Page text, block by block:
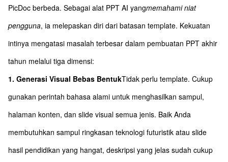
PicDoc berbeda. Sebagai alat PPT AI yangmemahami niat
pengguna, ia melepaskan diri dari batasan template. Kekuatan
intinya mengatasi masalah terbesar dalam pembuatan PPT akhir
tahun melalui tiga dimensi:
1. Generasi Visual Bebas BentukTidak perlu template. Cukup
gunakan perintah bahasa alami untuk menghasilkan sampul,
halaman konten, dan slide visual semua jenis. Baik Anda
membutuhkan sampul ringkasan teknologi futuristik atau slide
hasil pendidikan yang hangat, deskripsi yang jelas sudah cukup